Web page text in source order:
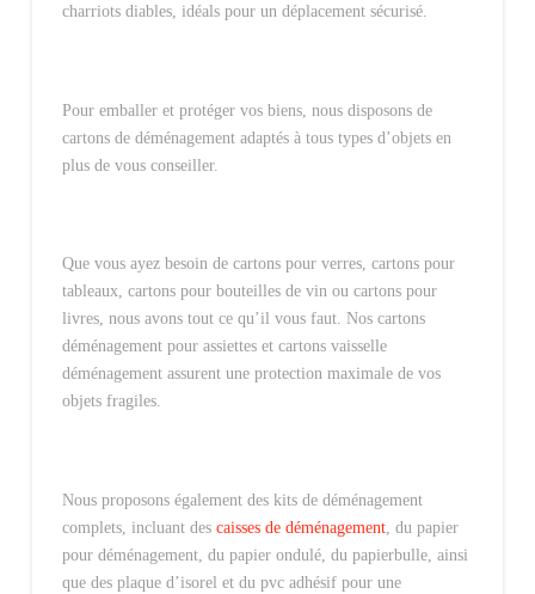
charriots diables, idéals pour un déplacement sécurisé.
Pour emballer et protéger vos biens, nous disposons de
cartons de déménagement adaptés à tous types d’objets en
plus de vous conseiller.
Que vous ayez besoin de cartons pour verres, cartons pour
tableaux, cartons pour bouteilles de vin ou cartons pour
livres, nous avons tout ce qu’il vous faut. Nos cartons
déménagement pour assiettes et cartons vaisselle
déménagement assurent une protection maximale de vos
objets fragiles.
Nous proposons également des kits de déménagement
complets, incluant des caisses de déménagement, du papier
pour déménagement, du papier ondulé, du papierbulle, ainsi
que des plaque d’isorel et du pvc adhésif pour une